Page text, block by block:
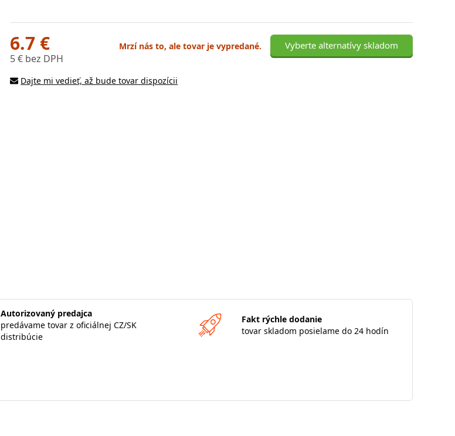
6.7 €
5 € bez DPH
Mrzí nás to, ale tovar je vypredané. Vyberte alternatívy skladom
Dajte mi vedieť, až bude tovar dispozícii
Autorizovaný predajca
predávame tovar z oficiálnej CZ/SK
distribúcie
Fakt rýchle dodanie
tovar skladom posielame do 24 hodín